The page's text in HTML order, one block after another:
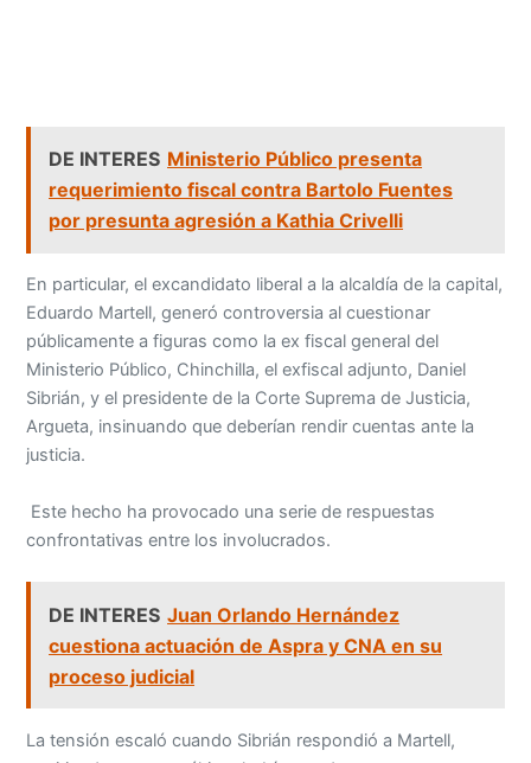
DE INTERES Ministerio Público presenta
requerimiento fiscal contra Bartolo Fuentes
por presunta agresión a Kathia Crivelli
En particular, el excandidato liberal a la alcaldía de la capital,
Eduardo Martell, generó controversia al cuestionar
públicamente a figuras como la ex fiscal general del
Ministerio Público, Chinchilla, el exfiscal adjunto, Daniel
Sibrián, y el presidente de la Corte Suprema de Justicia,
Argueta, insinuando que deberían rendir cuentas ante la
justicia.
Este hecho ha provocado una serie de respuestas
confrontativas entre los involucrados.
DE INTERES Juan Orlando Hernández
cuestiona actuación de Aspra y CNA en su
proceso judicial
La tensión escaló cuando Sibrián respondió a Martell,